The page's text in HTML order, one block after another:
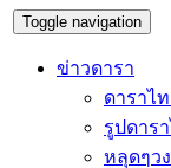
Toggle navigation
ข่าวดารา
ดาราไ
รูปดาร
หลุดๆว